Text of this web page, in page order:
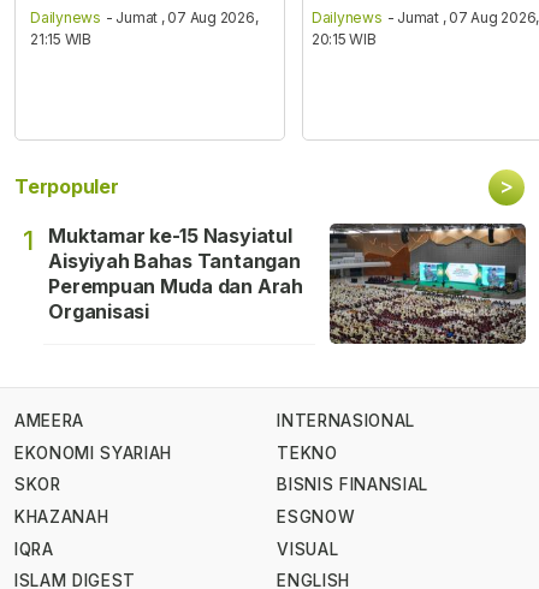
Dailynews - Jumat , 07 Aug 2026,
21:15 WIB
Dailynews - Jumat , 07 Aug 2026,
20:15 WIB
Terpopuler >
1
Muktamar ke-15 Nasyiatul
Aisyiyah Bahas Tantangan
Perempuan Muda dan Arah
Organisasi
AMEERA
EKONOMI SYARIAH
SKOR
KHAZANAH
IQRA
ISLAM DIGEST
INTERNASIONAL
TEKNO
BISNIS FINANSIAL
ESGNOW
VISUAL
ENGLISH